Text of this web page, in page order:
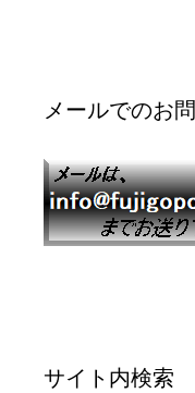
メールでのお
サイト内検索